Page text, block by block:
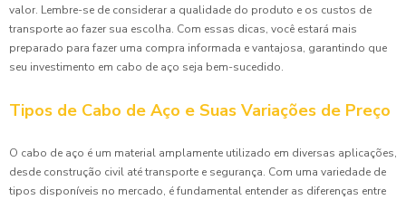
valor. Lembre-se de considerar a qualidade do produto e os custos de
transporte ao fazer sua escolha. Com essas dicas, você estará mais
preparado para fazer uma compra informada e vantajosa, garantindo que
seu investimento em cabo de aço seja bem-sucedido.
Tipos de Cabo de Aço e Suas Variações de Preço
O cabo de aço é um material amplamente utilizado em diversas aplicações,
desde construção civil até transporte e segurança. Com uma variedade de
tipos disponíveis no mercado, é fundamental entender as diferenças entre